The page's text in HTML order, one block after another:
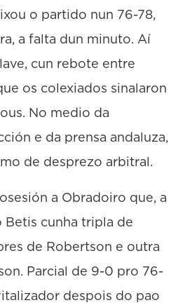
o partido nun 76-78,
a falta dun minuto. Aí
cun rebote entre
os colexiados sinalaron
No medio da
e da prensa andaluza,
de desprezo arbitral.
a Obradoiro que, a
Betis cunha tripla de
de Robertson e outra
Parcial de 9-0 pro 76-
despois do pao